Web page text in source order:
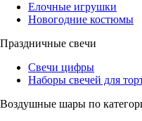
Елочные игрушки
Новогодние костюмы
Праздничные свечи
Свечи цифры
Наборы свечей для
Воздушные шары по